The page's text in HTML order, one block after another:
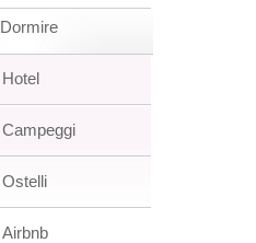
Dormire
Hotel
Campeggi
Ostelli
Airbnb